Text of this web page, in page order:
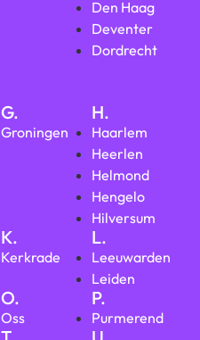
Den Haag
Deventer
Dordrecht
G.
Groningen
H.
Haarlem
Heerlen
Helmond
Hengelo
Hilversum
K.
Kerkrade
L.
Leeuwarden
Leiden
O.
Oss
P.
Purmerend